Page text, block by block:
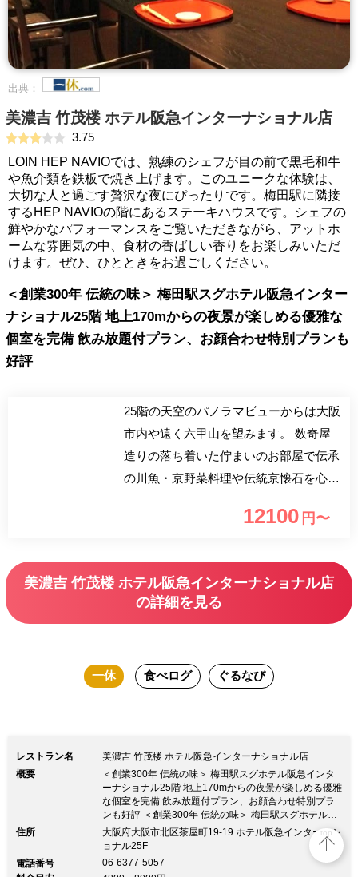
出典：
美濃吉 竹茂楼 ホテル阪急インターナショナル店
3.75
LOIN HEP NAVIOでは、熟練のシェフが目の前で黒毛和牛
や魚介類を鉄板で焼き上げます。このユニークな体験は、
大切な人と過ごす贅沢な夜にぴったりです。梅田駅に隣接
するHEP NAVIOの階にあるステーキハウスです。シェフの
鮮やかなパフォーマンスをご覧いただきながら、アットホ
ームな雰囲気の中、食材の香ばしい香りをお楽しみいただ
けます。ぜひ、ひとときをお過ごしください。
＜創業300年 伝統の味＞ 梅田駅スグホテル阪急インター
ナショナル25階 地上170mからの夜景が楽しめる優雅な
個室を完備 飲み放題付プラン、お顔合わせ特別プランも
好評
25階の天空のパノラマビューからは大阪
市内や遠く六甲山を望みます。 数奇屋
造りの落ち着いた佇まいのお部屋で伝承
の川魚・京野菜料理や伝統京懐石を心ゆ
12100 円〜
美濃吉 竹茂楼 ホテル阪急インターナショナル店
の詳細を見る
一休 食べログ ぐるなび
レストラン名
美濃吉 竹茂楼 ホテル阪急インターナショナル店
概要
＜創業300年 伝統の味＞ 梅田駅スグホテル阪急インタ
ーナショナル25階 地上170mからの夜景が楽しめる優雅
な個室を完備 飲み放題付プラン、お顔合わせ特別プラ
ンも好評 ＜創業300年 伝統の味＞ 梅田駅スグホテル阪
急インターナショナル25階 地上170mからの夜景が楽し
める優雅な個室を完備 飲み放題付プラン、お顔合わせ
特別プランも好評【当店のコロナ対策】 最大8名様ご利
用いただける個室をはじめ、 少人数からでも個室をゆ
住所
大阪府大阪市北区茶屋町19-19 ホテル阪急インターナシ
ョナル25F
電話番号
06-6377-5057
top